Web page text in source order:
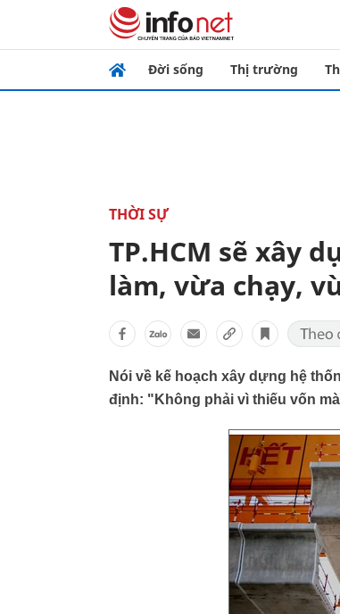
Đời sống Thị trường
THỜI SỰ
TP.HCM sẽ xây
làm, vừa chạy,
Nói về kế hoạch xây dựng hệ
định: "Không phải vì thiếu vốn